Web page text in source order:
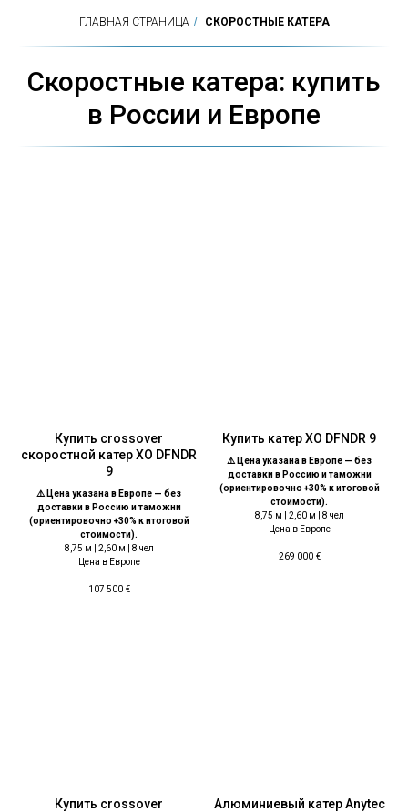
ГЛАВНАЯ СТРАНИЦА / СКОРОСТНЫЕ КАТЕРА
Скоростные катера: купить
в России и Европе
Купить crossover
скоростной катер ХО DFNDR
9
⚠️ Цена указана в Европе — без
доставки в Россию и таможни
(ориентировочно +30% к итоговой
стоимости).
8,75 м | 2,60 м | 8 чел
Цена в Европе
107 500 €
Купить катер ХО DFNDR 9
⚠️ Цена указана в Европе — без
доставки в Россию и таможни
(ориентировочно +30% к итоговой
стоимости).
8,75 м | 2,60 м | 8 чел
Цена в Европе
269 000 €
Купить crossover
Алюминиевый катер Anytec